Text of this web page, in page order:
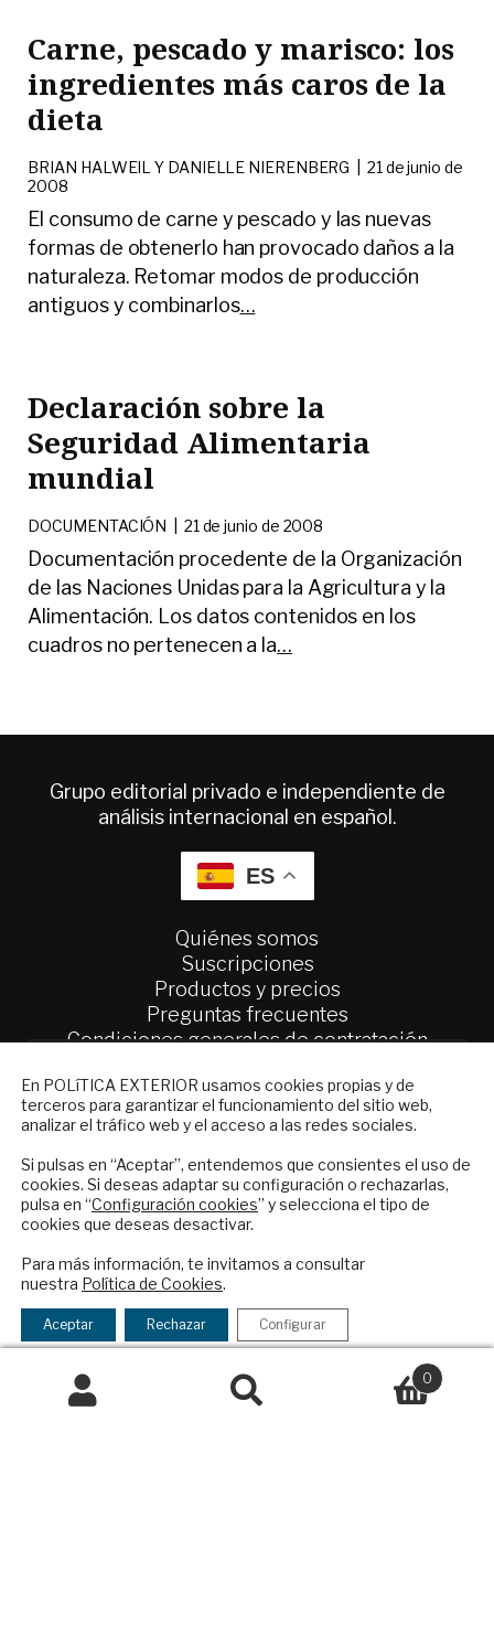
Carne, pescado y marisco: los
ingredientes más caros de la
dieta
BRIAN HALWEIL Y DANIELLE NIERENBERG
21 de junio de
2008
El consumo de carne y pescado y las nuevas
formas de obtenerlo han provocado daños a la
naturaleza. Retomar modos de producción
antiguos y combinarlos…
Declaración sobre la
Seguridad Alimentaria
mundial
DOCUMENTACIÓN 21 de junio de 2008
Documentación procedente de la Organización
de las Naciones Unidas para la Agricultura y la
Alimentación. Los datos contenidos en los
cuadros no pertenecen a la…
Grupo editorial privado e independiente de
análisis internacional en español.
ES
Quiénes somos
Suscripciones
Productos y precios
Preguntas frecuentes
Condiciones generales de contratación
Colaboraciones
Publicidad
Contacto
Política Exterior
Informe Semanal de Política Exterior
Afkar/Ideas
© 2026 - Fundación Análisis de Política
Exterior. Todos los derechos reservados
Legal
Política de Privacidad y de Cookies
Buscar
0
En POLíTICA EXTERIOR usamos cookies propias y de
terceros para garantizar el funcionamiento del sitio web,
analizar el tráfico web y el acceso a las redes sociales.
Si pulsas en “Aceptar”, entendemos que consientes el uso de
cookies. Si deseas adaptar su configuración o rechazarlas,
pulsa en “Configuración cookies” y selecciona el tipo de
cookies que deseas desactivar.
Para más información, te invitamos a consultar
nuestra Política de Cookies.
Aceptar Rechazar Configurar
NEWSLETTER
Suscríbase a nuestro boletín electrónico y
reciba en su correo el mejor análisis
internacional en español.
Checkbox
acepto
la
política
de
política de privacidad